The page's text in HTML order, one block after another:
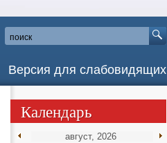
Версия для слабовидящих
Календарь